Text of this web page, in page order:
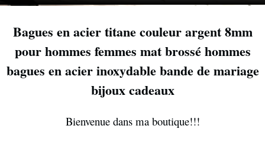
Bagues en acier titane couleur argent 8mm
pour hommes femmes mat brossé hommes
bagues en acier inoxydable bande de mariage
bijoux cadeaux
Bienvenue dans ma boutique!!!